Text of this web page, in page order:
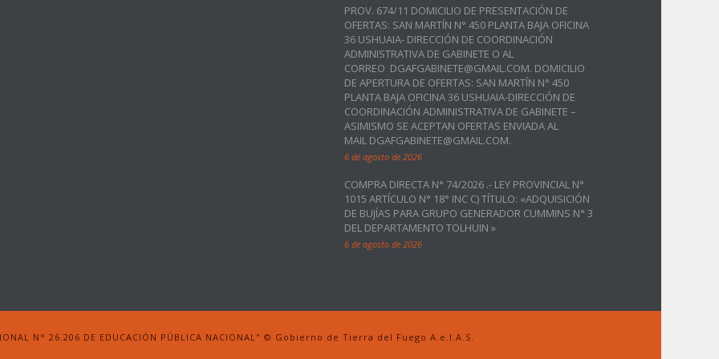
PROV. 674/11 DOMICILIO DE PRESENTACIÓN DE
OFERTAS: SAN MARTÍN N° 450 PLANTA BAJA OFICINA
36 USHUAIA- DIRECCIÓN DE COORDINACIÓN
ADMINISTRATIVA DE GABINETE O AL
CORREO DGAFGABINETE@GMAIL.COM. DOMICILIO
DE APERTURA DE OFERTAS: SAN MARTÍN N° 450
PLANTA BAJA OFICINA 36 USHUAIA-DIRECCIÓN DE
COORDINACIÓN ADMINISTRATIVA DE GABINETE –
ASIMISMO SE ACEPTAN OFERTAS ENVIADA AL
MAIL DGAFGABINETE@GMAIL.COM.
6 de agosto de 2026
COMPRA DIRECTA N° 74/2026 .- LEY PROVINCIAL N°
1015 ARTÍCULO N° 18° INC C) TÍTULO: «ADQUISICIÓN
DE BUJÍAS PARA GRUPO GENERADOR CUMMINS N° 3
DEL DEPARTAMENTO TOLHUIN »
6 de agosto de 2026
N° 26.206 DE EDUCACIÓN PÚBLICA NACIONAL" © Gobierno de Tierra del Fuego A.e.I.A.S.